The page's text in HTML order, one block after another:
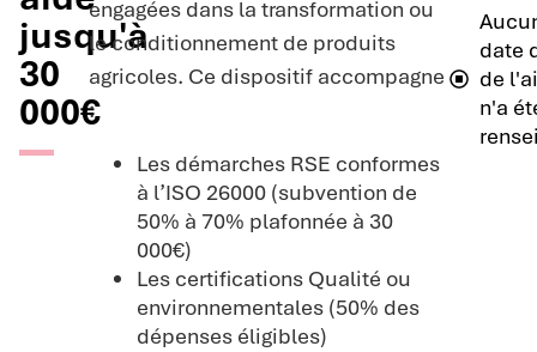
jusqu'à
30
000€
engagées dans la transformation ou
le conditionnement de produits
agricoles. Ce dispositif accompagne
:
Les démarches RSE conformes
à l’ISO 26000 (subvention de
50% à 70% plafonnée à 30
000€)
Les certifications Qualité ou
environnementales (50% des
dépenses éligibles)
date
de
n'a